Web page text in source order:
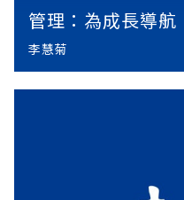
管理：為成長導航
李慧菊